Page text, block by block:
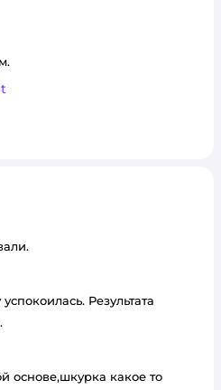
Результата
основе,шкурка какое то